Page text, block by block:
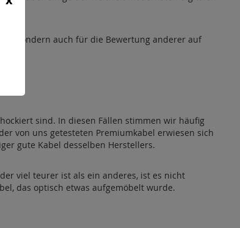
sondern auch für die Bewertung anderer auf
sind. In diesen Fällen stimmen wir häufig
von uns getesteten Premiumkabel erwiesen sich
gute Kabel desselben Herstellers.
viel teurer ist als ein anderes, ist es nicht
das optisch etwas aufgemöbelt wurde.